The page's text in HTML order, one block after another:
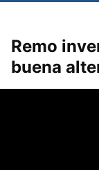
Remo
buena